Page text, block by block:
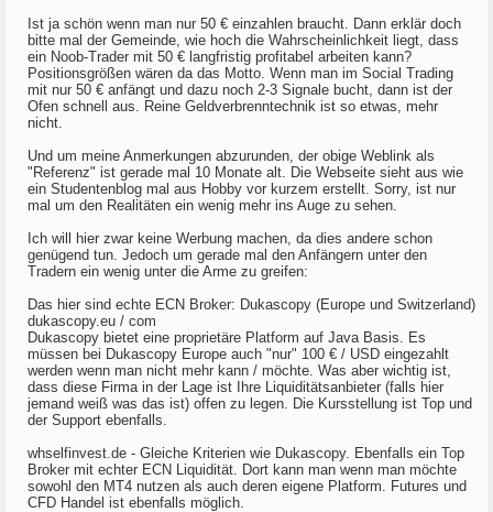
Ist ja schön wenn man nur 50 € einzahlen braucht. Dann erklär doch
bitte mal der Gemeinde, wie hoch die Wahrscheinlichkeit liegt, dass
ein Noob-Trader mit 50 € langfristig profitabel arbeiten kann?
Positionsgrößen wären da das Motto. Wenn man im Social Trading
mit nur 50 € anfängt und dazu noch 2-3 Signale bucht, dann ist der
Ofen schnell aus. Reine Geldverbrenntechnik ist so etwas, mehr
nicht.
Und um meine Anmerkungen abzurunden, der obige Weblink als
"Referenz" ist gerade mal 10 Monate alt. Die Webseite sieht aus wie
ein Studentenblog mal aus Hobby vor kurzem erstellt. Sorry, ist nur
mal um den Realitäten ein wenig mehr ins Auge zu sehen.
Ich will hier zwar keine Werbung machen, da dies andere schon
genügend tun. Jedoch um gerade mal den Anfängern unter den
Tradern ein wenig unter die Arme zu greifen:
Das hier sind echte ECN Broker: Dukascopy (Europe und Switzerland)
dukascopy.eu / com
Dukascopy bietet eine proprietäre Platform auf Java Basis. Es
müssen bei Dukascopy Europe auch "nur" 100 € / USD eingezahlt
werden wenn man nicht mehr kann / möchte. Was aber wichtig ist,
dass diese Firma in der Lage ist Ihre Liquiditätsanbieter (falls hier
jemand weiß was das ist) offen zu legen. Die Kursstellung ist Top und
der Support ebenfalls.
whselfinvest.de - Gleiche Kriterien wie Dukascopy. Ebenfalls ein Top
Broker mit echter ECN Liquidität. Dort kann man wenn man möchte
sowohl den MT4 nutzen als auch deren eigene Platform. Futures und
CFD Handel ist ebenfalls möglich.